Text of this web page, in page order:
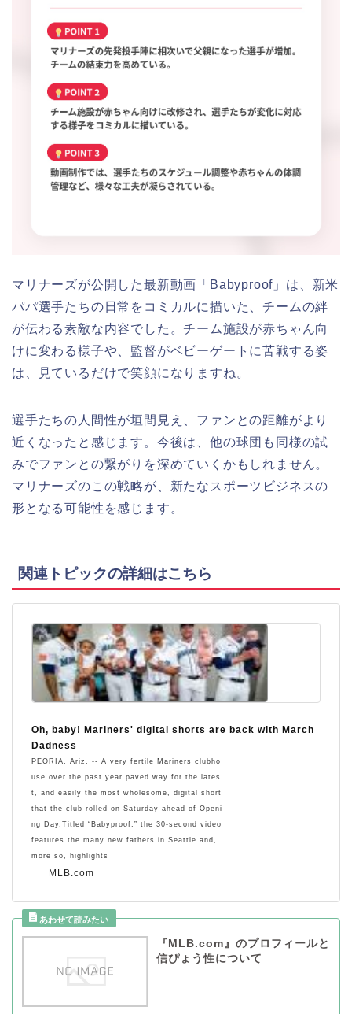
マリナーズが公開した最新動画「Babyproof」は、新米
パパ選手たちの日常をコミカルに描いた、チームの絆
が伝わる素敵な内容でした。チーム施設が赤ちゃん向
けに変わる様子や、監督がベビーゲートに苦戦する姿
は、見ているだけで笑顔になりますね。
選手たちの人間性が垣間見え、ファンとの距離がより
近くなったと感じます。今後は、他の球団も同様の試
みでファンとの繋がりを深めていくかもしれません。
マリナーズのこの戦略が、新たなスポーツビジネスの
形となる可能性を感じます。
関連トピックの詳細はこちら
MLB.com
Oh, baby! Mariners' digital shorts are back with March
Dadness
PEORIA, Ariz. -- A very fertile Mariners clubho
use over the past year paved way for the lates
t, and easily the most wholesome, digital short
that the club rolled on Saturday ahead of Openi
ng Day.Titled “Babyproof,” the 30-second video
features the many new fathers in Seattle and,
more so, highlights
『MLB.com』のプロフィールと
信ぴょう性について